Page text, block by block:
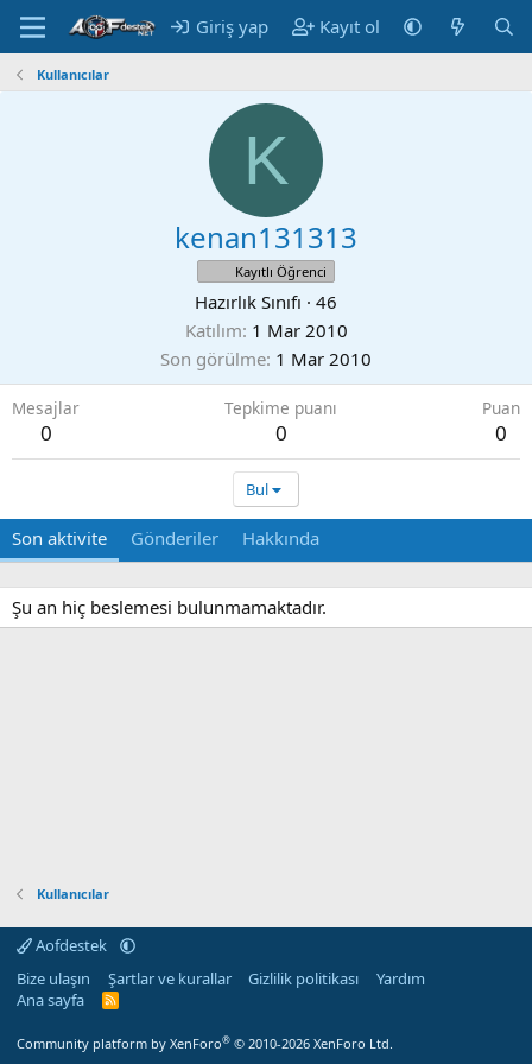
Giriş yap Kayıt ol
Kullanıcılar
K
kenan131313
Kayıtlı Öğrenci
Hazırlık Sınıfı · 46
Katılım 1 Mar 2010
Son görülme 1 Mar 2010
Mesajlar
0
Tepkime puanı
0
Puan
0
Bul
Son aktivite Gönderiler Hakkında
Şu an hiç beslemesi bulunmamaktadır.
Kullanıcılar
Aofdestek
Bize ulaşın
Şartlar ve kurallar Gizlilik politikası
Yardım
Ana sayfa
R
Community platform by XenForo® © 2010-2026 XenForo Ltd.